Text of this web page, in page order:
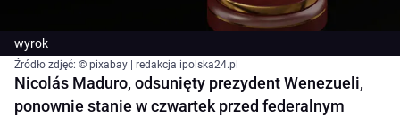
wyrok
Źródło zdjęć: © pixabay | redakcja ipolska24.pl
Nicolás Maduro, odsunięty prezydent Wenezueli,
ponownie stanie w czwartek przed federalnym